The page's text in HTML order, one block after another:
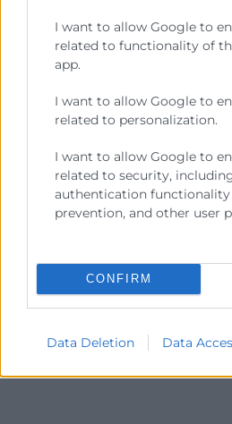
I want to allow Google to
related to functionality of
app.
I want to allow Google to
related to personalization.
I want to allow Google to
related to security,
authentication functionality
prevention, and other user
CONFIRM
Data Deletion Data
el mercado.
Consulta tu
formativo
Solicita tu ayuda